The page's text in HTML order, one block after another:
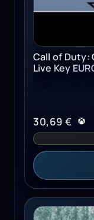
Call of Duty:
Live Key
30,69 €
Train Sim